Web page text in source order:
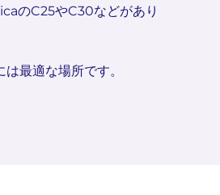
のC25やC30などがあり
最適な場所です。